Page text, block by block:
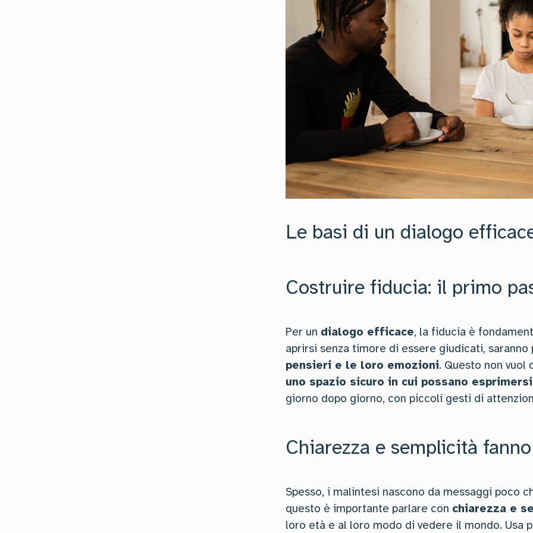
Le basi di un dialogo
Costruire fiducia: il primo
Per un dialogo efficace, la fiducia è
aprirsi senza timore di essere giudicati, saranno
pensieri e le loro emozioni. Questo non
uno spazio sicuro in cui possano
giorno dopo giorno, con piccoli gesti di
Chiarezza e semplicità
Spesso, i malintesi nascono da messaggi poco
questo è importante parlare con chiarezza e
loro età e al loro modo di vedere il mondo. Usa